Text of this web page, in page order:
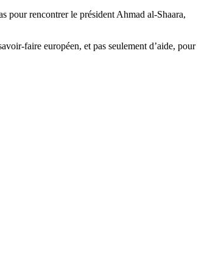
pour rencontrer le président Ahmad al-Shaara,
faire européen, et pas seulement d’aide, pour